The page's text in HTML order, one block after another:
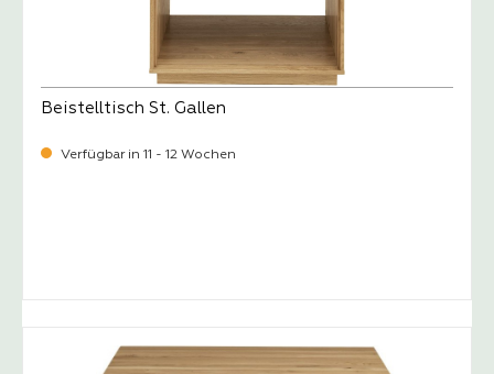
Beistelltisch St. Gallen
Verfügbar in 11 - 12 Wochen